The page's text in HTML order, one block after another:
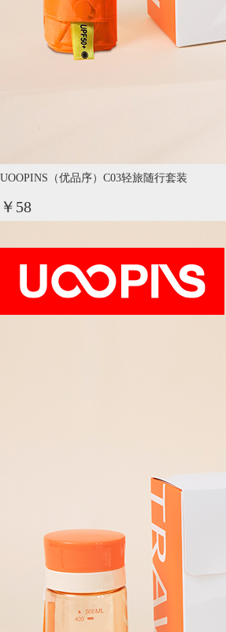
UOOPINS（优品序）C03轻旅随行套装
￥58